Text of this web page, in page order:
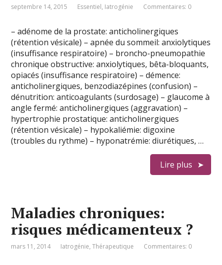
septembre 14, 2015 Essentiel, Iatrogénie Commentaires: 0
– adénome de la prostate: anticholinergiques
(rétention vésicale) – apnée du sommeil: anxiolytiques
(insuffisance respiratoire) – broncho-pneumopathie
chronique obstructive: anxiolytiques, bêta-bloquants,
opiacés (insuffisance respiratoire) – démence:
anticholinergiques, benzodiazépines (confusion) –
dénutrition: anticoagulants (surdosage) – glaucome à
angle fermé: anticholinergiques (aggravation) –
hypertrophie prostatique: anticholinergiques
(rétention vésicale) – hypokaliémie: digoxine
(troubles du rythme) – hyponatrémie: diurétiques, …
Lire plus
Maladies chroniques:
risques médicamenteux ?
mars 11, 2014 Iatrogénie,Thérapeutique Commentaires: 0